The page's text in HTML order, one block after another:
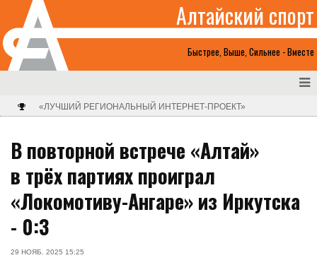
Быстрее, Выше, Сильнее - Вместе
Алтайский спорт
«ЛУЧШИЙ РЕГИОНАЛЬНЫЙ ИНТЕРНЕТ-ПРОЕКТ»
В повторной встрече «Алтай»
в трёх партиях проиграл
«Локомотиву-Ангаре» из Иркутска
- 0:3
29 НОЯБ. 2025 15:25